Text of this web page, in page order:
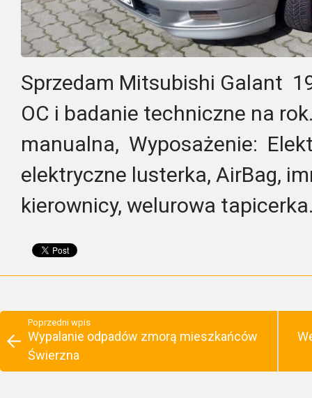
Sprzedam Mitsubishi Galant
OC i badanie techniczne na
manualna, Wyposażenie:
elektryczne lusterka, AirBag,
kierownicy, welurowa
Poprzedni wpis
Wypalanie odpadów zmorą mieszkańców
Świerzna